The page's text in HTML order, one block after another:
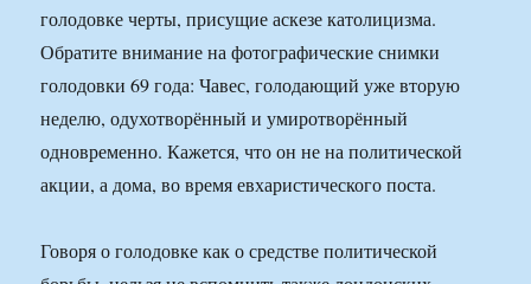
голодовке черты, присущие аскезе католицизма.
Обратите внимание на фотографические снимки
голодовки 69 года: Чавес, голодающий уже вторую
неделю, одухотворённый и умиротворённый
одновременно. Кажется, что он не на политической
акции, а дома, во время евхаристического поста.
Говоря о голодовке как о средстве политической